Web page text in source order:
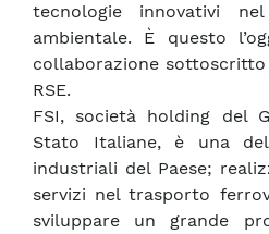
tecnologie innovativi
ambientale. È questo
collaborazione
RSE.
FSI, società holding del
Stato Italiane, è una
industriali del Paese;
servizi nel trasporto
sviluppare un grande